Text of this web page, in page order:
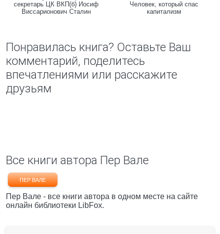
секретарь ЦК ВКП(б) Иосиф
Виссарионович Сталин
Человек, который спас
капитализм
Понравилась книга? Оставьте Ваш
комментарий, поделитесь
впечатлениями или расскажите
друзьям
Все книги автора Пер Вале
ПЕР ВАЛЕ
Пер Вале - все книги автора в одном месте на сайте
онлайн библиотеки LibFox.